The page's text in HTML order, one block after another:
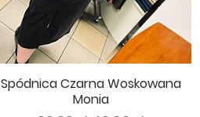
Spódnica Czarna Woskowana
Monia